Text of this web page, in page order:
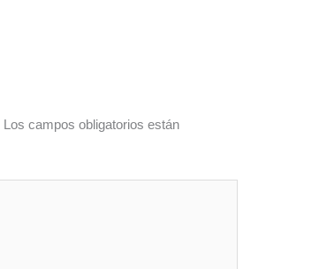
Los campos obligatorios están